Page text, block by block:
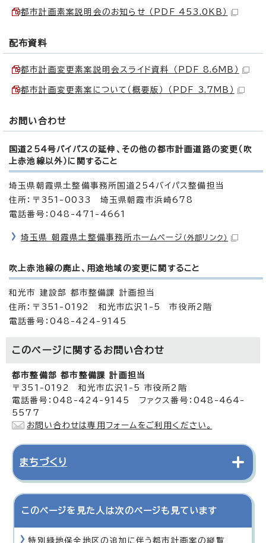
都市計画素案説明会のお知らせ （PDF 453.0KB）
配布資料
都市計画変更素案説明会スライド資料 （PDF 8.6MB）
都市計画変更素案について（概要版） （PDF 3.7MB）
お問い合わせ
国道254号バイパスの延伸、その他の都市計画道路の変更（吹
上赤池線以外）に関すること
埼玉県朝霞県土整備事務所国道254バイパス整備担当
住所：〒351-0033 埼玉県朝霞市浜崎678
電話番号：048-471-4661
埼玉県 朝霞県土整備事務所ホームページ （外部リンク）
吹上赤池線の廃止、用途地域の変更に関すること
和光市 建設部 都市整備課 計画担当
住所：〒351-0192 和光市広沢1-5 市役所2階
電話番号：048-424-9145
このページに関する お問い合わせ
都市整備部 都市整備課 計画担当
〒351-0192 和光市広沢1-5 市役所2階
電話番号：048-424-9145 ファクス番号：048-464-
5577
お問い合わせは専用フォームをご利用ください。
まちづくり
このページを見た人は次のページも見ています
特別緑地保全地区の追加に伴う都市計画案の縦覧